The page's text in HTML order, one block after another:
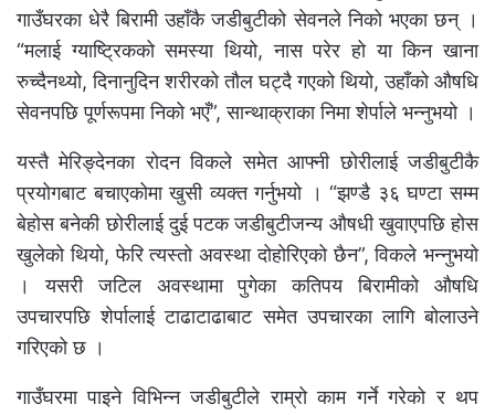
गाउँघरका धेरै बिरामी उहाँकै जडीबुटीको सेवनले निको भएका छन् ।
“मलाई ग्याष्ट्रिकको समस्या थियो, नास परेर हो या किन खाना
रुच्दैनथ्यो, दिनानुदिन शरीरको तौल घट्दै गएको थियो, उहाँको औषधि
सेवनपछि पूर्णरूपमा निको भएँ”, सान्थाक्राका निमा शेर्पाले भन्नुभयो ।
यस्तै मेरिङ्देनका रोदन विकले समेत आफ्नी छोरीलाई जडीबुटीकै
प्रयोगबाट बचाएकोमा खुसी व्यक्त गर्नुभयो । “झण्डै ३६ घण्टा सम्म
बेहोस बनेकी छोरीलाई दुई पटक जडीबुटीजन्य औषधी खुवाएपछि होस
खुलेको थियो, फेरि त्यस्तो अवस्था दोहोरिएको छैन”, विकले भन्नुभयो
। यसरी जटिल अवस्थामा पुगेका कतिपय बिरामीको औषधि
उपचारपछि शेर्पालाई टाढाटाढाबाट समेत उपचारका लागि बोलाउने
गरिएको छ ।
गाउँघरमा पाइने विभिन्न जडीबुटीले राम्रो काम गर्ने गरेको र थप